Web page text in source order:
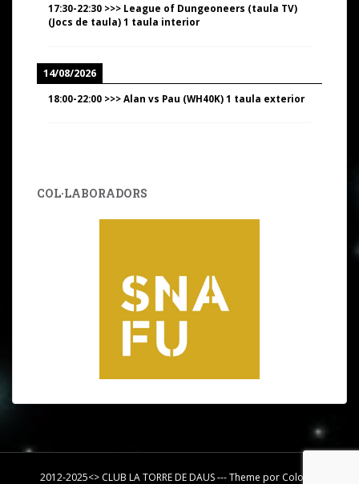
17:30-22:30 >>> League of Dungeoneers (taula TV)
(Jocs de taula) 1 taula interior
14/08/2026
18:00-22:00 >>>Alan vs Pau (WH40K) 1 taula exterior
COL·LABORADORS
2012-2025<> CLUB LA TORRE DE DAUS --- Theme por Colorlib